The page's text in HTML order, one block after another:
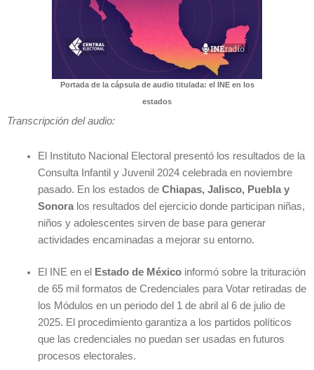
Portada de la cápsula de audio titulada: el INE en los
estados
Transcripción del audio:
El Instituto Nacional Electoral presentó los resultados de la
Consulta Infantil y Juvenil 2024 celebrada en noviembre
pasado. En los estados de Chiapas, Jalisco, Puebla y
Sonoralos resultados del ejercicio donde participan niñas,
niños y adolescentes sirven de base para generar
actividades encaminadas a mejorar su entorno.
El INE en elEstado de Méxicoinformó sobre la trituración
de 65 mil formatos de Credenciales para Votar retiradas de
los Módulos en un periodo del 1 de abril al 6 de julio de
2025. El procedimiento garantiza a los partidos políticos
que las credenciales no puedan ser usadas en futuros
procesos electorales.